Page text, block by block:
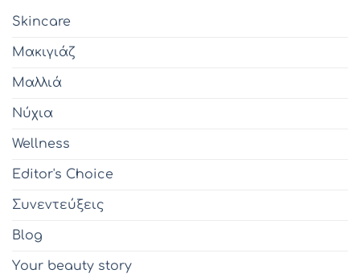
Skincare
Μακιγιάζ
Μαλλιά
Νύχια
Wellness
Editor's Choice
Συνεντεύξεις
Blog
Υour beauty story